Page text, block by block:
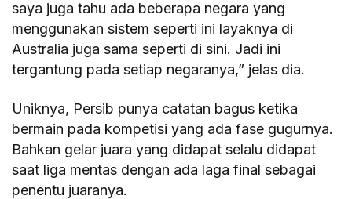
saya juga tahu ada beberapa negara yang
menggunakan sistem seperti ini layaknya di
Australia juga sama seperti di sini. Jadi ini
tergantung pada setiap negaranya,” jelas dia.
Uniknya, Persib punya catatan bagus ketika
bermain pada kompetisi yang ada fase gugurnya.
Bahkan gelar juara yang didapat selalu didapat
saat liga mentas dengan ada laga final sebagai
penentu juaranya.